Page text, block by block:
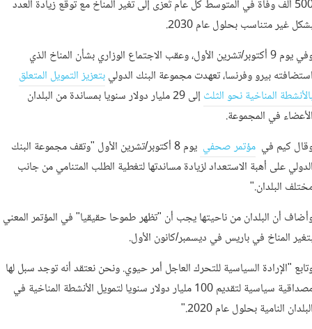
500 ألف وفاة في المتوسط كل عام تُعزى إلى تغير المناخ مع توقع زيادة العدد
غير متناسب بحلول عام 2030.
وفي يوم 9 أكتوبر/تشرين الأول، وعقب الاجتماع الوزاري بشأن المناخ الذي
بيرو وفرنسا، تعهدت مجموعة البنك الدوليبتعزيز التمويل المتعلق
المناخية نحو الثلث
إلى 29 مليار دولار سنويا بمساندة من البلدان
في المجموعة.
كيم في مؤتمر صحفي
يوم 8 أكتوبر/تشرين الأول "وتقف مجموعة البنك
على أهبة الاستعداد لزيادة مساندتها لتغطية الطلب المتنامي من جانب
البلدان."
أن البلدان من ناحيتها يجب أن "تظهر طموحا حقيقيا" في المؤتمر المعني
المناخ في باريس في ديسمبر/كانون الأول.
"الإرادة السياسية للتحرك العاجل أمر حيوي. ونحن نعتقد أنه توجد سبل لها
مصداقية سياسية لتقديم 100 مليار دولار سنويا لتمويل الأنشطة المناخية في
النامية بحلول عام 2020."